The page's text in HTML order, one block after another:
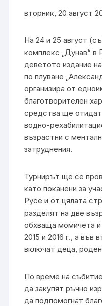
вторник, 20 август
На 24 и 25 август
комплекс „Дунав“
деветото издание
по плуване
организира от
благотворителен
средства ще отидат
водно-
възрастни с
затруднения.
Турнирът ще се
като поканени за
Русе и от цялата
разделят на две
обхваща момичета
2015 и 2016 г., а във
включат деца,
По време на
да закупят ръчно
да подпомогнат